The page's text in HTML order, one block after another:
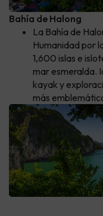
Bahía de Halong
La Bahía de
Humanidad por
1,600 islas e
mar esmeralda.
kayak y
más